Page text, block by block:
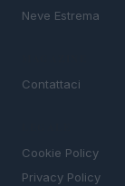
Neve Estrema
Contattaci
Cookie Policy
Privacy Policy